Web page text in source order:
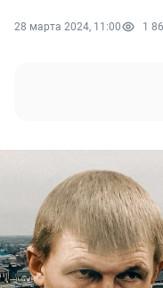
28 марта 2024, 11:00 1